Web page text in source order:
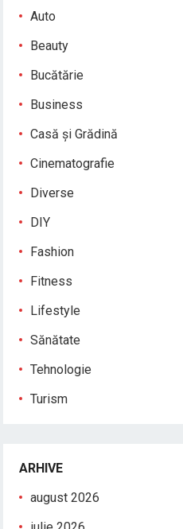
Auto
Beauty
Bucătărie
Business
Casă și Grădină
Cinematografie
Diverse
DIY
Fashion
Fitness
Lifestyle
Sănătate
Tehnologie
Turism
ARHIVE
august 2026